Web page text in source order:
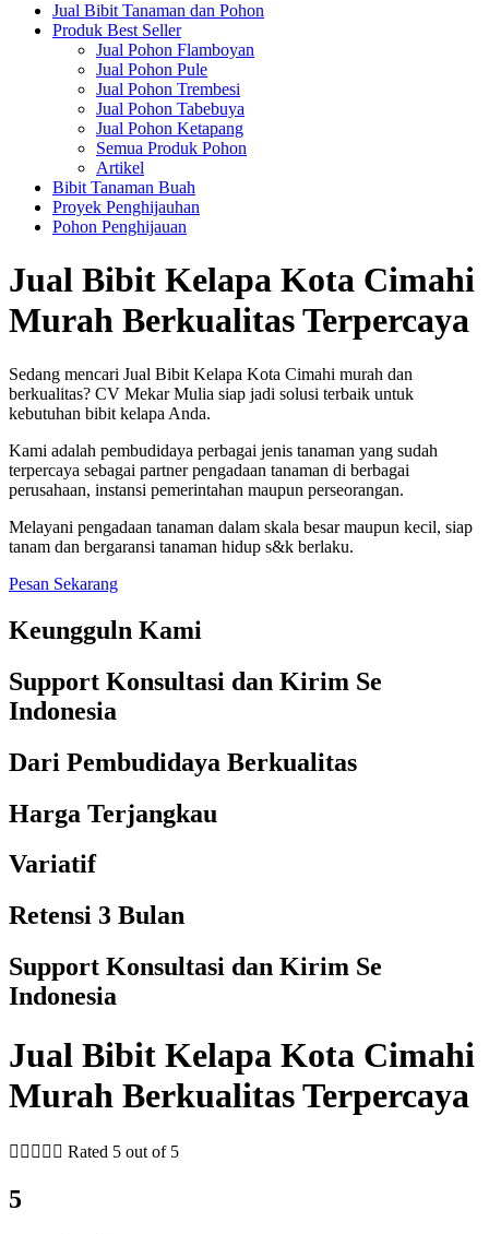
Jual Bibit Tanaman dan Pohon
Produk Best Seller
Jual Pohon Flamboyan
Jual Pohon Pule
Jual Pohon Trembesi
Jual Pohon Tabebuya
Jual Pohon Ketapang
Semua Produk Pohon
Artikel
Bibit Tanaman Buah
Proyek Penghijauhan
Pohon Penghijauan
Jual Bibit Kelapa Kota Cimahi
Murah Berkualitas Terpercaya
Sedang mencari Jual Bibit Kelapa Kota Cimahi murah dan
berkualitas? CV Mekar Mulia siap jadi solusi terbaik untuk
kebutuhan bibit kelapa Anda.
Kami adalah pembudidaya perbagai jenis tanaman yang sudah
terpercaya sebagai partner pengadaan tanaman di berbagai
perusahaan, instansi pemerintahan maupun perseorangan.
Melayani pengadaan tanaman dalam skala besar maupun kecil, siap
tanam dan bergaransi tanaman hidup s&k berlaku.
Pesan Sekarang
Keungguln Kami
Support Konsultasi dan Kirim Se
Indonesia
Dari Pembudidaya Berkualitas
Harga Terjangkau
Variatif
Retensi 3 Bulan
Support Konsultasi dan Kirim Se
Indonesia
Jual Bibit Kelapa Kota Cimahi
Murah Berkualitas Terpercaya
     Rated 5 out of 5
5